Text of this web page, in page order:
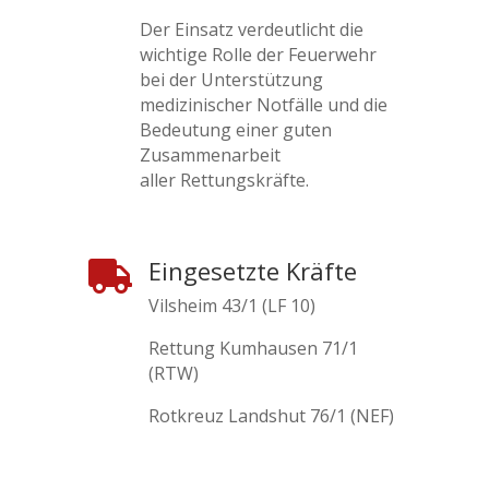
Der Einsatz verdeutlicht die
wichtige Rolle der Feuerwehr
bei der Unterstützung
medizinischer Notfälle und die
Bedeutung einer guten
Zusammenarbeit
aller Rettungskräfte.
 Eingesetzte Kräfte
Vilsheim 43/1 (LF 10)
Rettung Kumhausen 71/1
(RTW)
Rotkreuz Landshut 76/1 (NEF)